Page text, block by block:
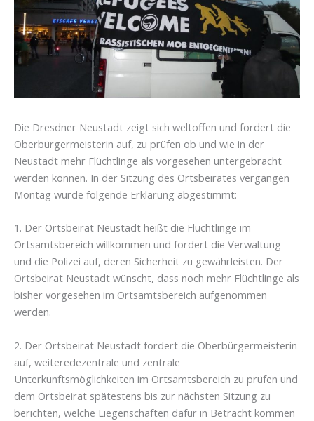
Die Dresdner Neustadt zeigt sich weltoffen und fordert die
Oberbürgermeisterin auf, zu prüfen ob und wie in der
Neustadt mehr Flüchtlinge als vorgesehen untergebracht
werden können. In der Sitzung des Ortsbeirates vergangen
Montag wurde folgende Erklärung abgestimmt:
1. Der Ortsbeirat Neustadt heißt die Flüchtlinge im
Ortsamtsbereich willkommen und fordert die Verwaltung
und die Polizei auf, deren Sicherheit zu gewährleisten. Der
Ortsbeirat Neustadt wünscht, dass noch mehr Flüchtlinge als
bisher vorgesehen im Ortsamtsbereich aufgenommen
werden.
2. Der Ortsbeirat Neustadt fordert die Oberbürgermeisterin
auf, weiteredezentrale und zentrale
Unterkunftsmöglichkeiten im Ortsamtsbereich zu prüfen und
dem Ortsbeirat spätestens bis zur nächsten Sitzung zu
berichten, welche Liegenschaften dafür in Betracht kommen